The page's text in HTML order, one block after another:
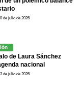
de julio de 2026
de Laura Sánchez
nacional
de julio de 2026